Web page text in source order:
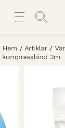
Hem / Artiklar /
kompressbind 3m